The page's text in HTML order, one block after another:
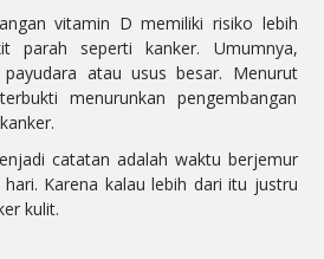
vitamin D memiliki risiko lebih
parah seperti kanker. Umumnya,
atau usus besar. Menurut
menurunkan pengembangan
catatan adalah waktu berjemur
Karena kalau lebih dari itu justru
kulit.